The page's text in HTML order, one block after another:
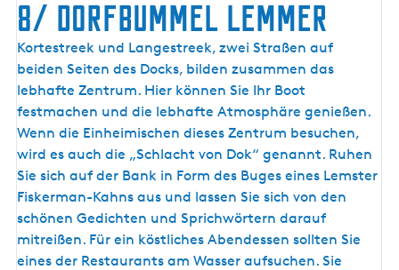
8/ Dorfbummel Lemmer
8
/
D
o
r
f
b
u
m
m
e
Kortestreek und Langestreek, zwei Straßen auf
beiden Seiten des Docks, bilden zusammen das
lebhafte Zentrum. Hier können Sie Ihr Boot
festmachen und die lebhafte Atmosphäre genießen.
Wenn die Einheimischen dieses Zentrum besuchen,
wird es auch die „Schlacht von Dok“ genannt. Ruhen
Sie sich auf der Bank in Form des Buges eines Lemster
Fiskerman-Kahns aus und lassen Sie sich von den
schönen Gedichten und Sprichwörtern darauf
mitreißen. Für ein köstliches Abendessen sollten Sie
eines der Restaurants am Wasser aufsuchen. Sie